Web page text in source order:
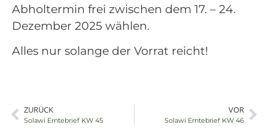
Abholtermin frei zwischen dem 17. – 24.
Dezember 2025 wählen.
Alles nur solange der Vorrat reicht!
ZURÜCK
Solawi Erntebrief KW 45
Externer Link
VOR
Solawi Erntebrief KW 46